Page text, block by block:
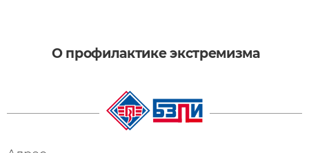
О профилактике экстремизма